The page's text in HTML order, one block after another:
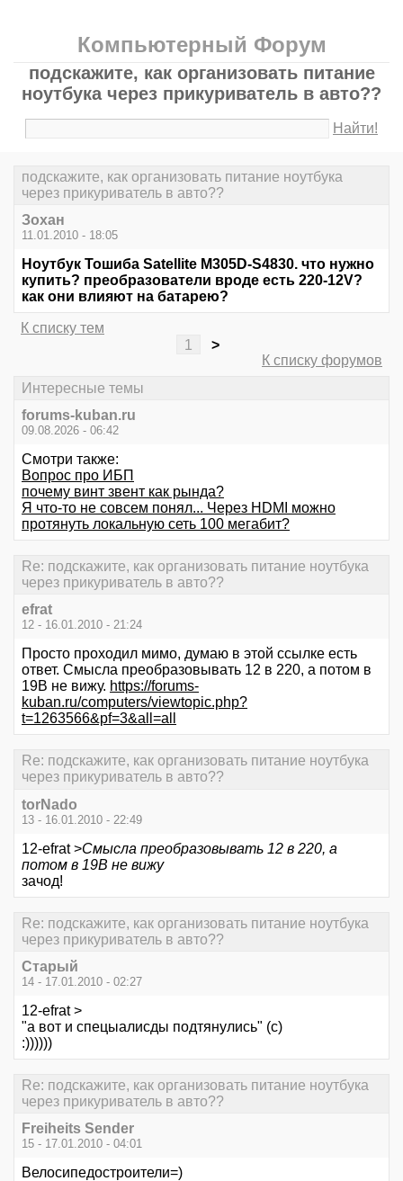
Компьютерный Форум
подскажите, как организовать питание
ноутбука через прикуриватель в авто??
Найти!
подскажите, как организовать питание ноутбука
через прикуриватель в авто??
Зохан
11.01.2010 - 18:05
Ноутбук Тошиба Satellite M305D-S4830. что нужно
купить? преобразователи вроде есть 220-12V?
как они влияют на батарею?
К списку тем
1
>
К списку форумов
Интересные темы
forums-kuban.ru
09.08.2026 - 06:42
Смотри также:
Вопрос про ИБП
почему винт звент как рында?
Я что-то не совсем понял... Через HDMI можно
протянуть локальную сеть 100 мегабит?
Re: подскажите, как организовать питание ноутбука
через прикуриватель в авто??
efrat
12 - 16.01.2010 - 21:24
Просто проходил мимо, думаю в этой ссылке есть
ответ. Смысла преобразовывать 12 в 220, а потом в
19В не вижу. https://forums-
kuban.ru/computers/viewtopic.php?
t=1263566&pf=3&all=all
Re: подскажите, как организовать питание ноутбука
через прикуриватель в авто??
torNado
13 - 16.01.2010 - 22:49
12-efrat >Смысла преобразовывать 12 в 220, а
потом в 19В не вижу
зачод!
Re: подскажите, как организовать питание ноутбука
через прикуриватель в авто??
Старый
14 - 17.01.2010 - 02:27
12-efrat >
"а вот и спецыалисды подтянулись" (с)
:))))))
Re: подскажите, как организовать питание ноутбука
через прикуриватель в авто??
Freiheits Sender
15 - 17.01.2010 - 04:01
Велосипедостроители=)